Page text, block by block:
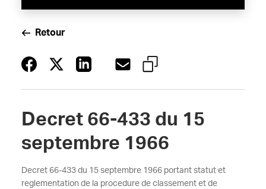
Retour
Decret 66-433 du 15
septembre 1966
Decret 66-433 du 15 septembre 1966 portant statut et
reglementation de la procedure de classement et de